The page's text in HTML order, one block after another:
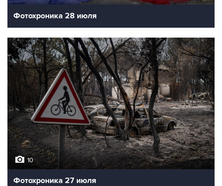
Фотохроника 28 июля
10
Фотохроника 27 июля